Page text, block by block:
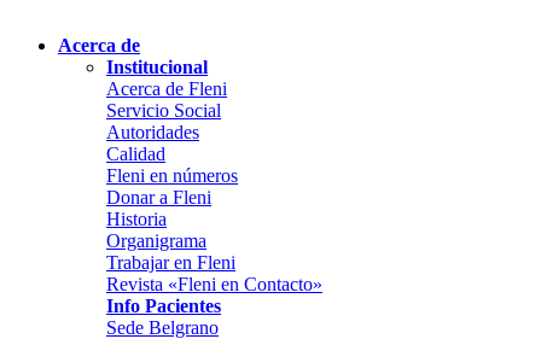
Acerca de
Institucional
Acerca de Fleni
Servicio Social
Autoridades
Calidad
Fleni en números
Donar a Fleni
Historia
Organigrama
Trabajar en Fleni
Revista «Fleni en Contacto»
Info Pacientes
Sede Belgrano